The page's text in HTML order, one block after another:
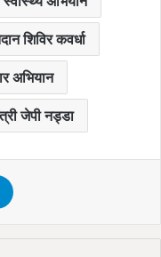
शिविर कवर्धा
अभियान
जेपी नड्डा